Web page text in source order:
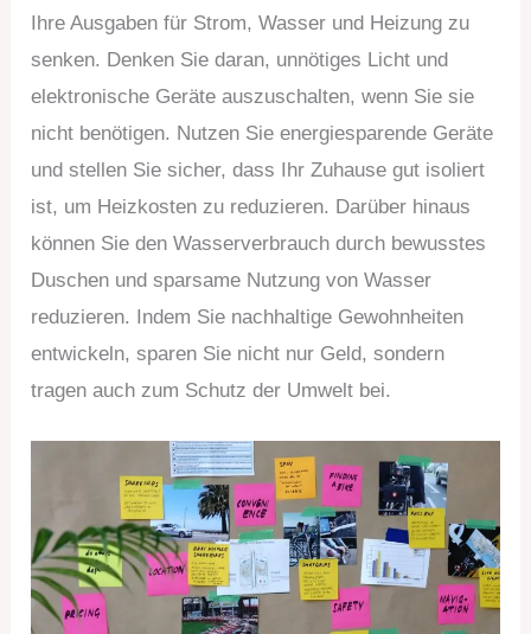
Ihre Ausgaben für Strom, Wasser und Heizung zu
senken. Denken Sie daran, unnötiges Licht und
elektronische Geräte auszuschalten, wenn Sie sie
nicht benötigen. Nutzen Sie energiesparende Geräte
und stellen Sie sicher, dass Ihr Zuhause gut isoliert
ist, um Heizkosten zu reduzieren. Darüber hinaus
können Sie den Wasserverbrauch durch bewusstes
Duschen und sparsame Nutzung von Wasser
reduzieren. Indem Sie nachhaltige Gewohnheiten
entwickeln, sparen Sie nicht nur Geld, sondern
tragen auch zum Schutz der Umwelt bei.